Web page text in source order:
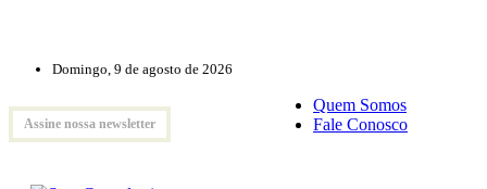
Domingo, 9 de agosto de 2026
Assine nossa newsletter
Quem Somos
Fale Conosco